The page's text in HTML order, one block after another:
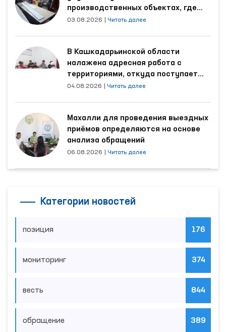
производственных объектах, где
трудятся осуждённые
03.08.2026 Читать далее
В Кашкадарьинской области
налажена адресная работа с
территориями, откуда поступает
наибольшее количество обращений
04.08.2026 Читать далее
Махалли для проведения выездных
приёмов определяются на основе
анализа обращений
06.08.2026 Читать далее
Категории новостей
позиция 176
мониторинг 374
весть 844
обращение 389